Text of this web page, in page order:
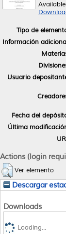
Tipo de
Información
Usuario
Fecha del
Última
Actions (login
Ver elemento
Descargar
Downloads
Loading...